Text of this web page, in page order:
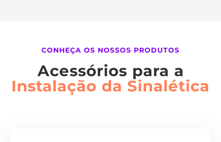
CONHEÇA OS NOSSOS PRODUTOS
Acessórios para a
Instalação da Sinalética